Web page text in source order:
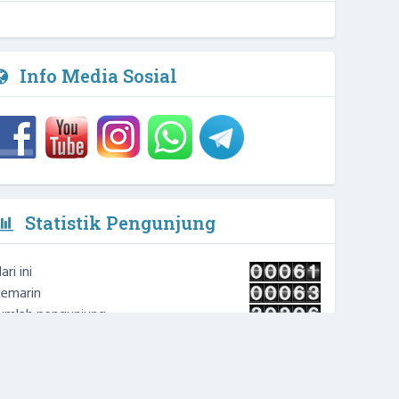
Info Media Sosial
Statistik Pengunjung
ini
pengunjung